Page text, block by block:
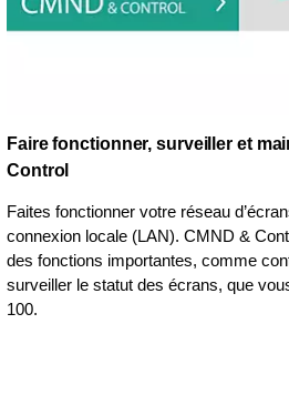
Faire fonctionner, surveiller et
Control
Faites fonctionner votre réseau
connexion locale (LAN). CMND &
des fonctions importantes, comme
surveiller le statut des écrans, que
100.